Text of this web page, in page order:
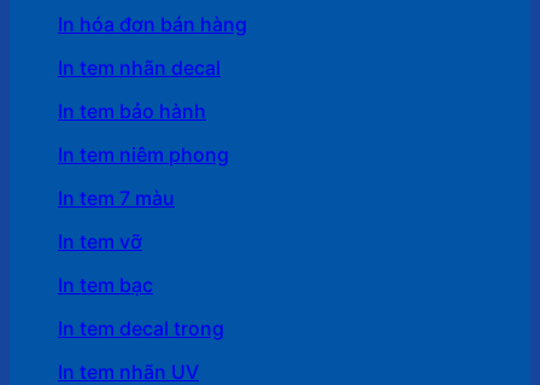
In hóa đơn bán hàng
In tem nhãn decal
In tem bảo hành
In tem niêm phong
In tem 7 màu
In tem vỡ
In tem bạc
In tem decal trong
In tem nhãn UV